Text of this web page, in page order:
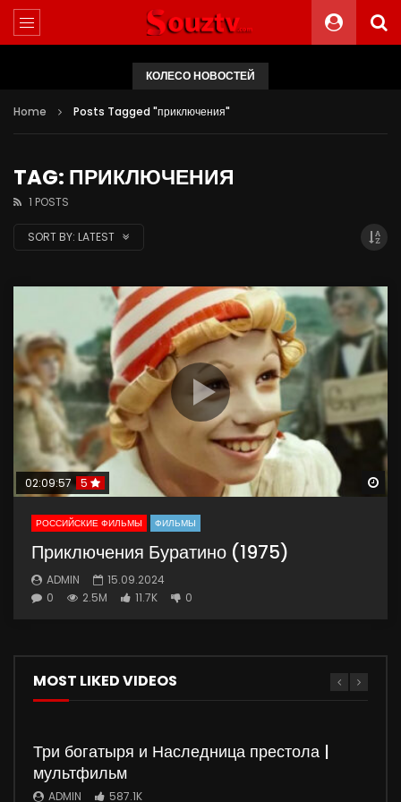
КОЛЕСО НОВОСТЕЙ
Home Posts Tagged "приключения"
TAG: ПРИКЛЮЧЕНИЯ
1 POSTS
SORT BY: LATEST
02:09:57 5
РОССИЙСКИЕ ФИЛЬМЫ ФИЛЬМЫ
Приключения Буратино (1975)
ADMIN
15.09.2024
0
2.5M 11.7K 0
MOST LIKED VIDEOS
Три богатыря и Наследница престола |
мультфильм
ADMIN 587.1K